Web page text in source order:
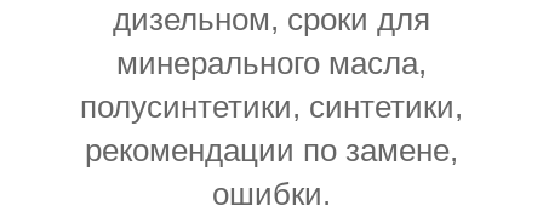
дизельном, сроки для
минерального масла,
полусинтетики, синтетики,
рекомендации по замене,
ошибки.